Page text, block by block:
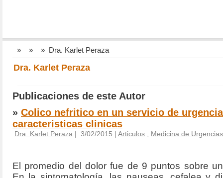
» » » Dra. Karlet Peraza
Dra. Karlet Peraza
Publicaciones de este Autor
» Colico nefritico en un servicio de
caracteristicas clinicas
Dra. Karlet Peraza | 3/02/2015 | Articulos Medicina de Urgencias
El promedio del dolor fue de 9 puntos sobre